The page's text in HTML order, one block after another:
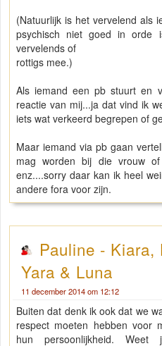
(Natuurlijk is het vervelend als
psychisch niet goed in orde
vervelends of
rottigs mee.)
Als iemand een pb stuurt en
reactie van mij...ja dat vind ik
iets wat verkeerd begrepen of
Maar iemand via pb gaan
mag worden bij die vrouw
enz....sorry daar kan ik heel
andere fora voor zijn.
Pauline - Kiara,
Yara & Luna
11 december 2014 om 12:12
Buiten dat denk ik ook dat we
respect moeten hebben voor
hun persoonlijkheid.